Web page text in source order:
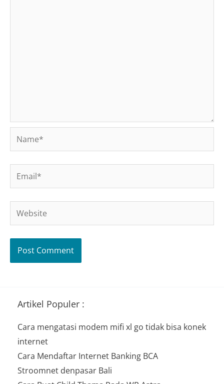
Name*
Email*
Website
Artikel Populer :
Cara mengatasi modem mifi xl go tidak bisa konek
internet
Cara Mendaftar Internet Banking BCA
Stroomnet denpasar Bali